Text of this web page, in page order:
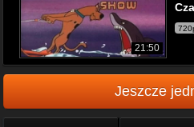
21:50
Jeszcze